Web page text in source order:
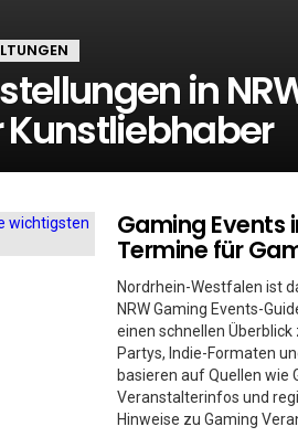
in
Kunstliebhaber
Gaming Events
Termine für
Nordrhein-Westfalen ist
NRW Gaming Events-
einen schnellen Überblick
Partys, Indie-Formaten
basieren auf Quellen wie
Veranstalterinfos und
Hinweise zu Gaming